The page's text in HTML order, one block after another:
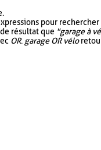
pour
résultat que "garage à
OR. garage OR vélo